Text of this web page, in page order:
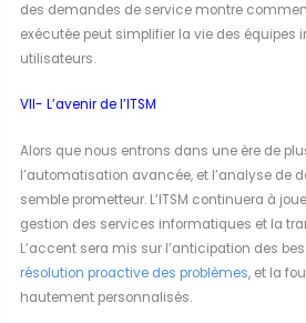
des demandes de service montre
exécutée peut simplifier la vie des équipes
utilisateurs.
VII- L’avenir de l’ITSM
Alors que nous entrons dans une ère de
l’automatisation avancée, et l’analyse de
semble prometteur. L’ITSM continuera à
gestion des services informatiques et la
L’accent sera mis sur l’anticipation des
résolution proactive des problèmes, et la
hautement personnalisés.